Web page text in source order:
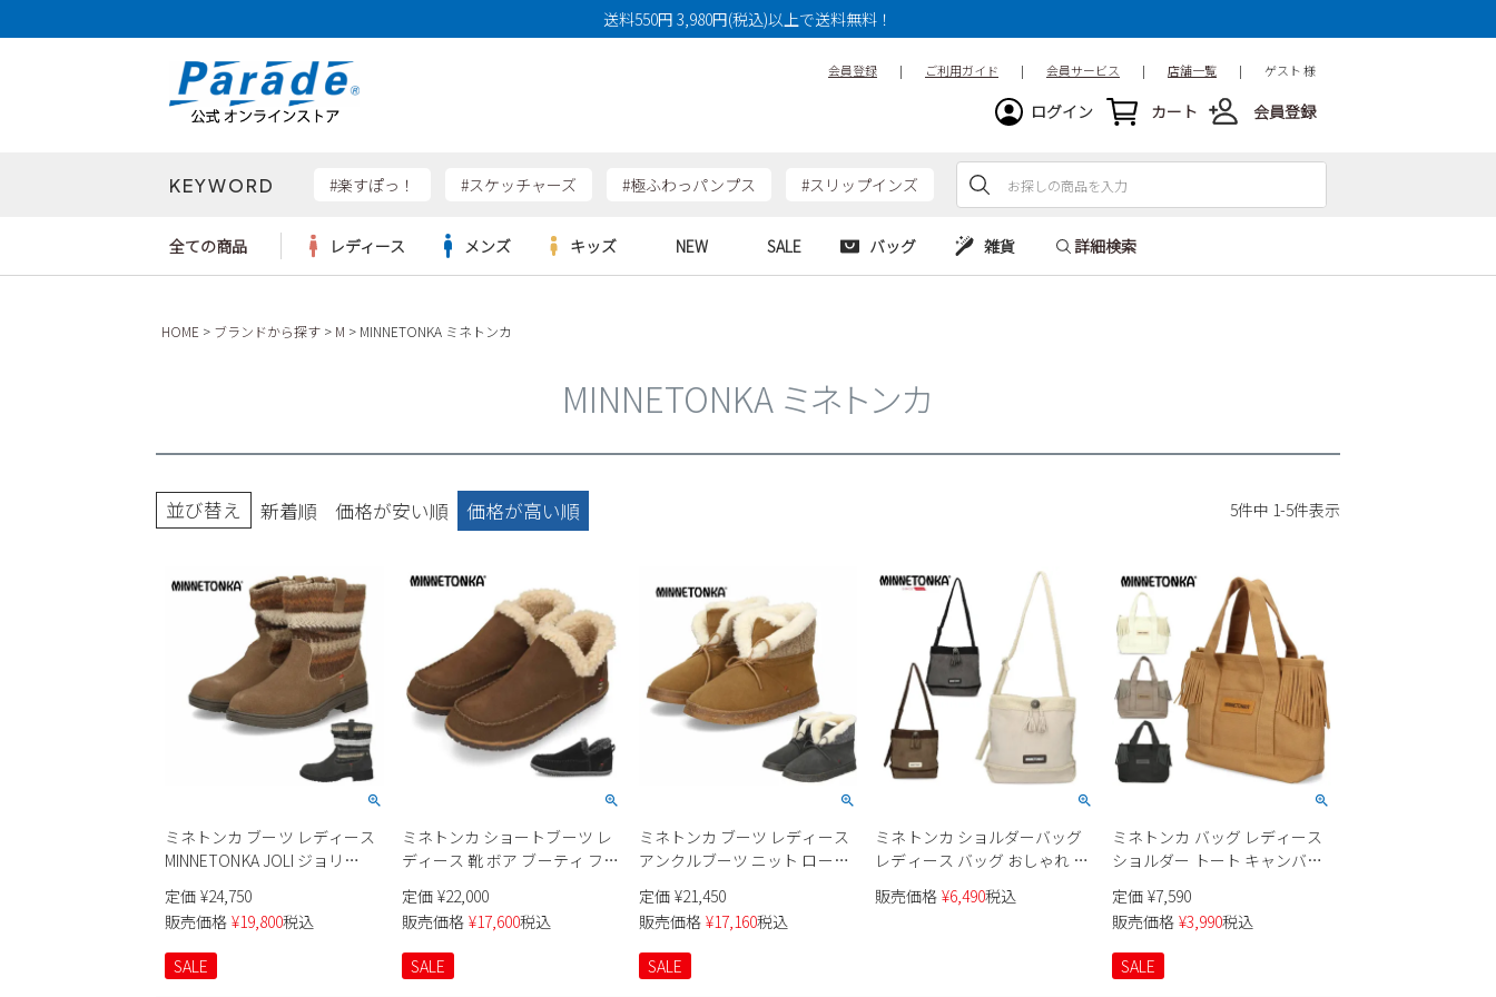
送料550円 3,980円(税込)以上で送料無料！
会員登録 | ご利用ガイド | 会員サービス | 店舗一覧 | ゲスト 様
ログイン カート 会員登録
KEYWORD #楽すぽっ！ #スケッチャーズ #極ふわっパンプス #スリップインズ
検索
全ての商品 レディース
サンダル
スニーカー
カジュアルシューズ
ウェア
moz
new balance
メンズ
サンダル
ビジネス・ドレスシューズ
ワークシューズ
ブーツ
ウェア
GAP
EDWIN
キッズ
サンダル
スクール
Parade
NEW
レディース新入荷
SALE
レディースSALE
バッグ
リュック
ビジネスバッグ
トートバッグ
ショルダーバッグ
雑貨
ケア用品
詳細検索
HOME ブランドから探す M MINNETONKA ミネトンカ
MINNETONKA ミネトンカ
並び替え 新着順 価格が安い順 価格が高い順 5件中 1-5件表示
ミネトンカ ブーツ レディース
MINNETONKA JOLI ジョリ
82047 82045 ニットブーツ ショ
ートブーツ ローヒール ファブ
リック クッション 厚底 防寒
定価 ¥24,750
販売価格 ¥19,800税込
SALE
ミネトンカ ショートブーツ レ
ディース 靴 ボア ブーティ フラ
ット スエード 歩きやすい ブラ
ック ブラウン MINNETONKA
TAREN タレン 80230 80237
定価 ¥22,000
販売価格 ¥17,600税込
SALE
ミネトンカ ブーツ レディース
アンクルブーツ ニット ローヒ
ール あったかい ふわふわ 厚底
防寒 保温 MINNETONKA
NOREAN ノリーン 81101 81105
定価 ¥21,450
販売価格 ¥17,160税込
SALE
ミネトンカ ショルダーバッグ
レディース バッグ おしゃれ 肩
掛け スエード ボア 806773 ブラ
ウン ブラック アイボリー 茶色
販売価格 ¥6,490税込
ミネトンカ バッグ レディース
ショルダー トート キャンバス
2WAY 803894 ブラック ライト
ブラウン グレー アイボリー ス
トラップ フリンジ
MINNETONKA
定価 ¥7,590
販売価格 ¥3,990税込
SALE